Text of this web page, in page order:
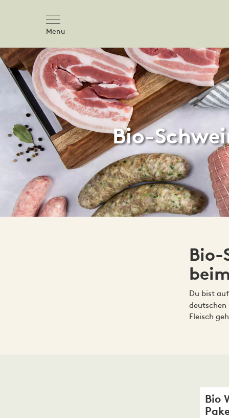
Menu
Bio-
Bio-
Du bist
deutschen
Fleisch
Bio